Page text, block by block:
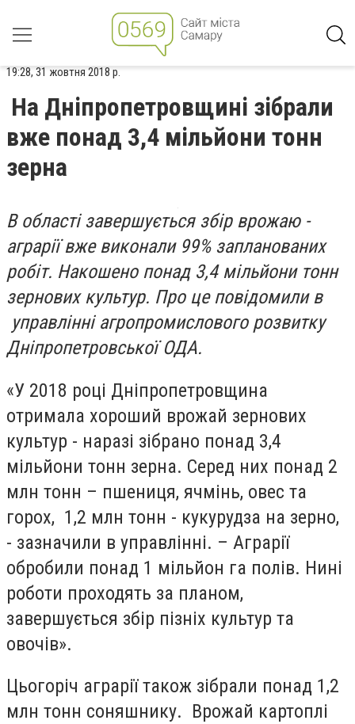
19:28, 31 жовтня 2018 р.
На Дніпропетровщині зібрали
вже понад 3,4 мільйони тонн
зерна
В області завершується збір врожаю -
аграрії вже виконали 99% запланованих
робіт. Накошено понад 3,4 мільйони тонн
зернових культур. Про це повідомили в
управлінні агропромислового розвитку
Дніпропетровської ОДА.
«У 2018 році Дніпропетровщина
отримала хороший врожай зернових
культур - наразі зібрано понад 3,4
мільйони тонн зерна. Серед них понад 2
млн тонн – пшениця, ячмінь, овес та
горох, 1,2 млн тонн - кукурудза на зерно,
- зазначили в управлінні. – Аграрії
обробили понад 1 мільйон га полів. Нині
роботи проходять за планом,
завершується збір пізніх культур та
овочів».
Цьогоріч аграрії також зібрали понад 1,2
млн тонн соняшнику. Врожай картоплі